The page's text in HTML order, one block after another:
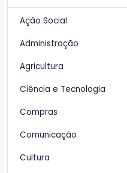
Ação Social
Administração
Agricultura
Ciência e Tecnologia
Compras
Comunicação
Cultura